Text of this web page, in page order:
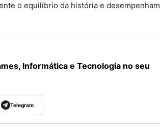
o equilíbrio da história e desempenham
Informática e Tecnologia no seu
Telegram